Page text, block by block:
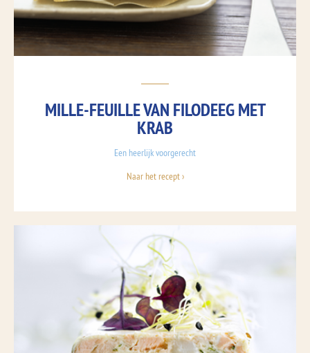
MILLE-FEUILLE VAN FILODEEG MET
KRAB
Een heerlijk voorgerecht
Naar het recept ›